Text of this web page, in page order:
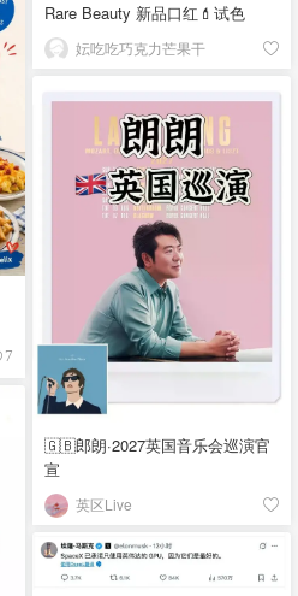
Rare Beauty 新品口红💄试色
妘吃吃巧克力芒果干
7
🇬🇧郎朗·2027英国音乐会巡演官
宣
英区Live